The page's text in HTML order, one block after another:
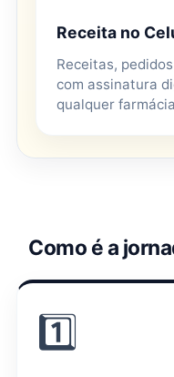
Receita no
Receitas,
com assinatura
qualquer
Como é a
1️⃣